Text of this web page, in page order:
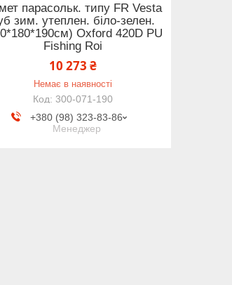
парасольк. типу FR Vesta
зим. утеплен. біло-зелен.
Oxford 420D PU
Fishing Roi
10 273 ₴
Немає в наявності
300-071-190
+380 (98) 323-83-86
Менеджер